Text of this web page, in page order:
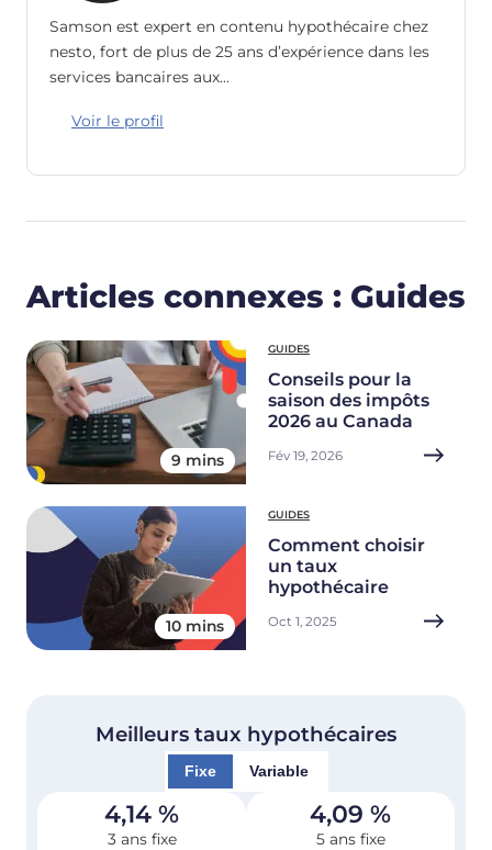
Samson est expert en contenu hypothécaire chez
nesto, fort de plus de 25 ans d’expérience dans les
services bancaires aux…
Voir le profil
Articles connexes : Guides
9 mins
GUIDES
Conseils pour la
saison des impôts
2026 au Canada
Fév 19, 2026
10 mins
GUIDES
Comment choisir
un taux
hypothécaire
Oct 1, 2025
Meilleurs taux hypothécaires
Fixe Variable
4,14 %
3 ans fixe
4,09 %
5 ans fixe